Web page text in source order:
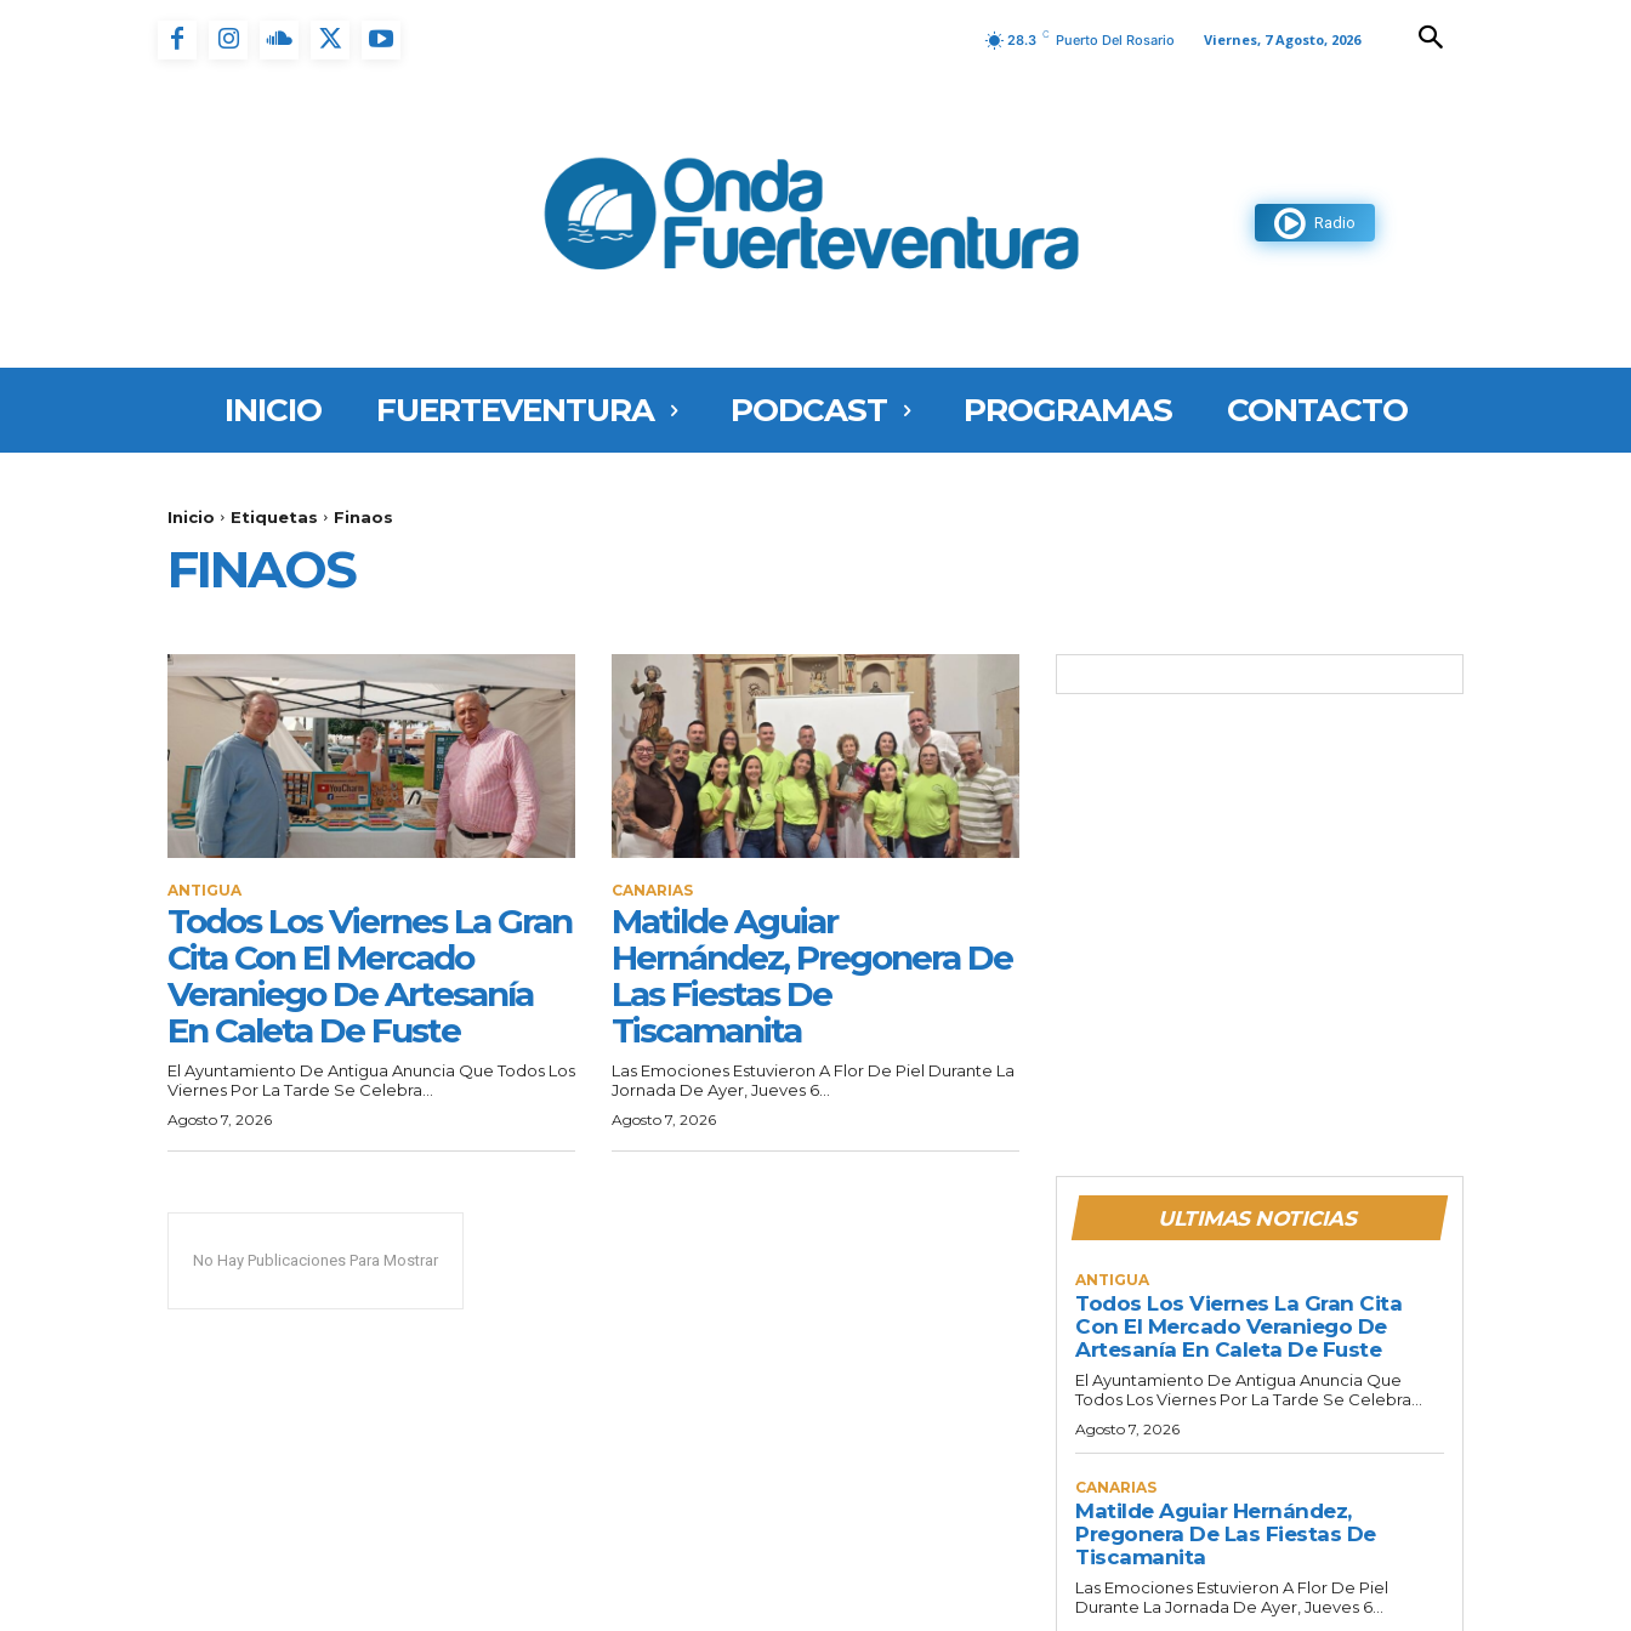
28.3 C Puerto Del Rosario Viernes, 7 Agosto, 2026
Radio
INICIO FUERTEVENTURA PODCAST PROGRAMAS CONTACTO
Inicio Etiquetas Finaos
FINAOS
ANTIGUA
Todos Los Viernes La Gran
Cita Con El Mercado
Veraniego De Artesanía
En Caleta De Fuste
El Ayuntamiento De Antigua Anuncia Que Todos Los
Viernes Por La Tarde Se Celebra...
Agosto 7, 2026
CANARIAS
Matilde Aguiar
Hernández, Pregonera De
Las Fiestas De
Tiscamanita
Las Emociones Estuvieron A Flor De Piel Durante La
Jornada De Ayer, Jueves 6...
Agosto 7, 2026
No Hay Publicaciones Para Mostrar
ULTIMAS NOTICIAS
ANTIGUA
Todos Los Viernes La Gran Cita
Con El Mercado Veraniego De
Artesanía En Caleta De Fuste
El Ayuntamiento De Antigua Anuncia Que
Todos Los Viernes Por La Tarde Se Celebra...
Agosto 7, 2026
CANARIAS
Matilde Aguiar Hernández,
Pregonera De Las Fiestas De
Tiscamanita
Las Emociones Estuvieron A Flor De Piel
Durante La Jornada De Ayer, Jueves 6...